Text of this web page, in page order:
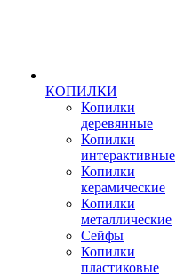
КОПИЛКИ
Копилки
деревянные
Копилки
интерактивные
Копилки
керамические
Копилки
металлические
Сейфы
Копилки
пластиковые